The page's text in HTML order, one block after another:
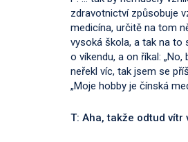
zdravotnictví způsobuje
medicína, určitě na tom
vysoká škola, a tak na to
o víkendu, a on říkal:
neřekl víc, tak jsem se
„Moje hobby je čínská
T: Aha, takže odtud vítr